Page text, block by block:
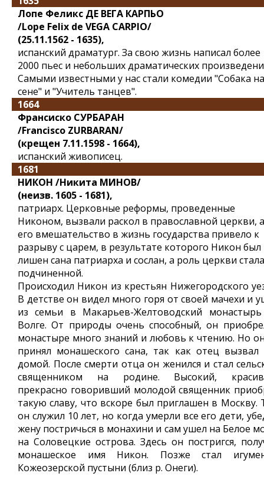
Лопе Феликс ДЕ ВЕГА КАРПЬО
/Lope Felix de VEGA CARPIO/
(25.11.1562 - 1635),
испанский драматург. За свою жизнь написал более
2000 пьес и небольших драматических
Самыми известными у нас стали комедии "Собака на
сене" и "Учитель танцев".
1664
Франсиско СУРБАРАН
/Francisco ZURBARAN/
(крещен 7.11.1598 - 1664),
испанский живописец.
1681
НИКОН /Никита МИНОВ/
(неизв. 1605 - 1681),
патриарх. Церковные реформы, проведенные
Никоном, вызвали раскол в православной церкви, а
его вмешательство в жизнь государства привело к
разрыву с царем, в результате которого Никон был
лишен сана патриарха и сослан, а роль церкви стала
подчиненной.
Происходил Никон из крестьян Нижегородского
В детстве он видел много горя от своей мачехи и
из семьи в Макарьев-Желтоводский
Волге. От природы очень способный, он
монастыре много знаний и любовь к чтению. Но
принял монашеского сана, так как отец вызвал
домой. После смерти отца он женился и стал
священником на родине. Высокий,
прекрасно говоривший молодой священник
такую славу, что вскоре был приглашен в Москву.
он служил 10 лет, но когда умерли все его дети,
жену постричься в монахини и сам ушел на Белое
на Соловецкие острова. Здесь он постригся,
монашеское имя Никон. Позже стал
Кожеозерской пустыни (близ р. Онеги).